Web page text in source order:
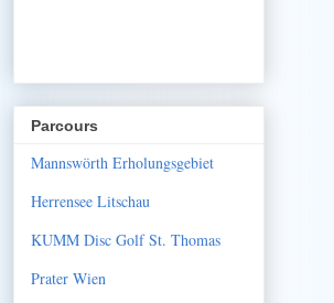
Parcours
Mannswörth Erholungsgebiet
Herrensee Litschau
KUMM Disc Golf St. Thomas
Prater Wien